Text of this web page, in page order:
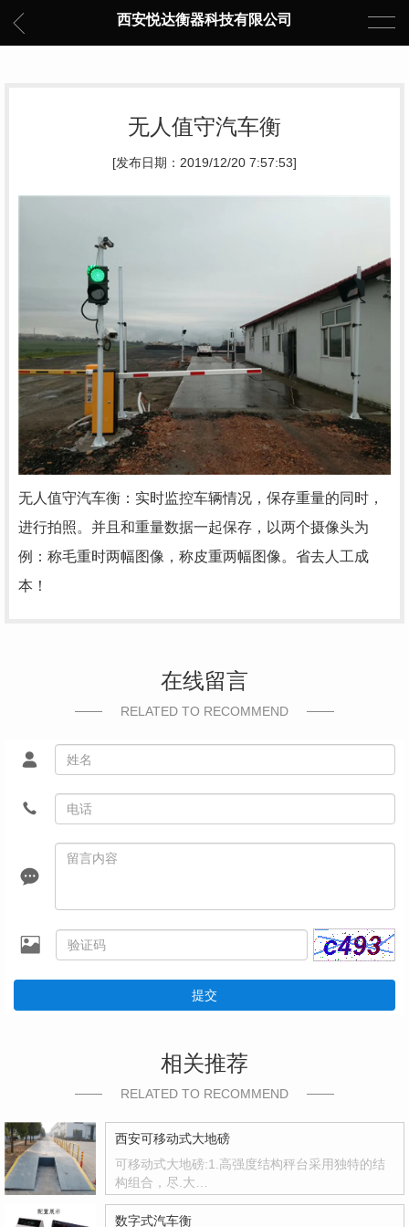
西安悦达衡器科技有限公司
无人值守汽车衡
[发布日期：2019/12/20 7:57:53]
无人值守汽车衡：实时监控车辆情况，保存重量的同时，
进行拍照。并且和重量数据一起保存，以两个摄像头为
例：称毛重时两幅图像，称皮重两幅图像。省去人工成
本！
在线留言
RELATED TO RECOMMEND
提交
相关推荐
RELATED TO RECOMMEND
西安可移动式大地磅
可移动式大地磅:1.高强度结构秤台采用独特的结
构组合，尽.大…
数字式汽车衡